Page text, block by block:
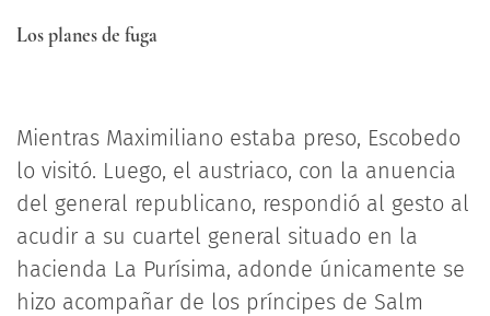
Los planes de fuga
Mientras Maximiliano estaba preso, Escobedo
lo visitó. Luego, el austriaco, con la anuencia
del general republicano, respondió al gesto al
acudir a su cuartel general situado en la
hacienda La Purísima, adonde únicamente se
hizo acompañar de los príncipes de Salm